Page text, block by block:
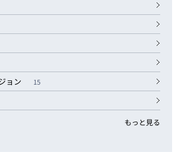
ョン 15
もっと見る